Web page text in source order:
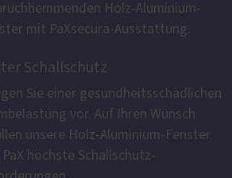
Holz-Aluminium-
mit PaXsecura-Ausstattung.
Schallschutz
Sie einer gesundheitsschädlichen
vor. Auf Ihren Wunsch
unsere Holz-Aluminium-Fenster
PaX höchste Schallschutz-